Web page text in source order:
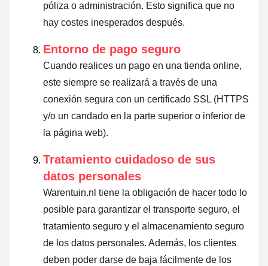
póliza o administración. Esto significa que no
hay costes inesperados después.
Entorno de pago seguro
Cuando realices un pago en una tienda online,
este siempre se realizará a través de una
conexión segura con un certificado SSL (HTTPS
y/o un candado en la parte superior o inferior de
la página web).
Tratamiento cuidadoso de sus
datos personales
Warentuin.nl tiene la obligación de hacer todo lo
posible para garantizar el transporte seguro, el
tratamiento seguro y el almacenamiento seguro
de los datos personales. Además, los clientes
deben poder darse de baja fácilmente de los